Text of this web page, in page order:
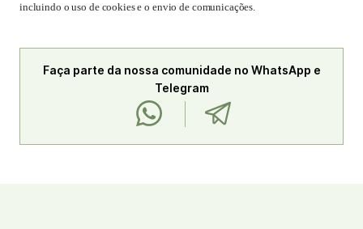
incluindo o uso de cookies e o envio de comunicações.
Faça parte da nossa comunidade no WhatsApp e
Telegram